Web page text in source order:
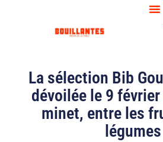
La sélection Bib
dévoilée le 9
minet, entre les
légumes